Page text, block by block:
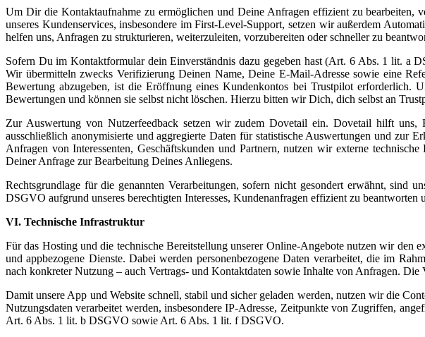
Um Dir die Kontaktaufnahme zu ermöglichen und Deine Anfragen effizient zu bearbeiten,
unseres Kundenservices, insbesondere im First-Level-Support, setzen wir außerdem
helfen uns, Anfragen zu strukturieren, weiterzuleiten, vorzubereiten oder schneller zu
Sofern Du im Kontaktformular dein Einverständnis dazu gegeben hast (Art. 6 Abs. 1 lit. a
Wir übermitteln zwecks Verifizierung Deinen Name, Deine E-Mail-Adresse sowie eine
Bewertung abzugeben, ist die Eröffnung eines Kundenkontos bei Trustpilot
Bewertungen und können sie selbst nicht löschen. Hierzu bitten wir Dich, dich selbst an
Zur Auswertung von Nutzerfeedback setzen wir zudem Dovetail ein. Dovetail hilft uns,
ausschließlich anonymisierte und aggregierte Daten für statistische Auswertungen und zur
Anfragen von Interessenten, Geschäftskunden und Partnern, nutzen wir externe
Deiner Anfrage zur Bearbeitung Deines Anliegens.
Rechtsgrundlage für die genannten Verarbeitungen, sofern nicht gesondert erwähnt,
DSGVO aufgrund unseres berechtigten Interesses, Kundenanfragen effizient zu
VI. Technische Infrastruktur
Für das Hosting und die technische Bereitstellung unserer Online-Angebote nutzen wir
und appbezogene Dienste. Dabei werden personenbezogene Daten verarbeitet, die im
nach konkreter Nutzung – auch Vertrags- und Kontaktdaten sowie Inhalte von Anfragen.
Damit unsere App und Website schnell, stabil und sicher geladen werden, nutzen wir die
Nutzungsdaten verarbeitet werden, insbesondere IP-Adresse, Zeitpunkte von Zugriffen,
Art. 6 Abs. 1 lit. b DSGVO sowie Art. 6 Abs. 1 lit. f DSGVO.